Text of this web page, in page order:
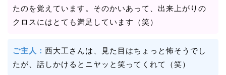
たのを覚えています。そのかいあって、出来上がりの
クロスにはとても満足しています（笑）
ご主人： 西大工さんは、見た目はちょっと怖そうでし
たが、話しかけるとニヤッと笑ってくれて（笑）